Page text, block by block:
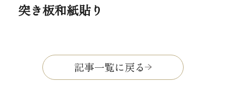
突き板和紙貼り
記事一覧に戻る